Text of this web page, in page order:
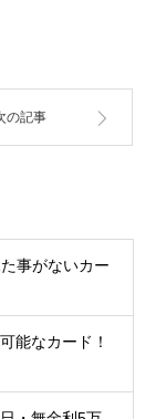
の記事
事がないカー
能なカード！